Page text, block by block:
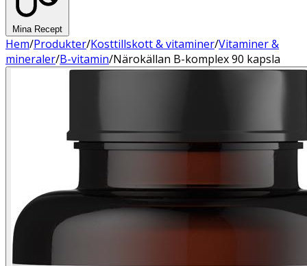
Mina Recept
Hem/Produkter/Kosttillskott & vitaminer/Vitaminer &
mineraler/B-vitamin/Närokällan B-komplex 90 kapsla